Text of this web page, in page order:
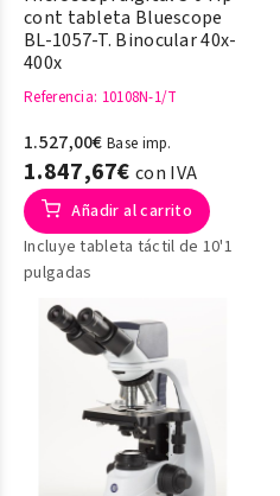
cont tableta Bluescope
BL-1057-T. Binocular 40x-
400x
Referencia: 10108N-1/T
1.527,00€ Base imp.
1.847,67€ con IVA
Añadir al carrito
Incluye tableta táctil de 10'1
pulgadas